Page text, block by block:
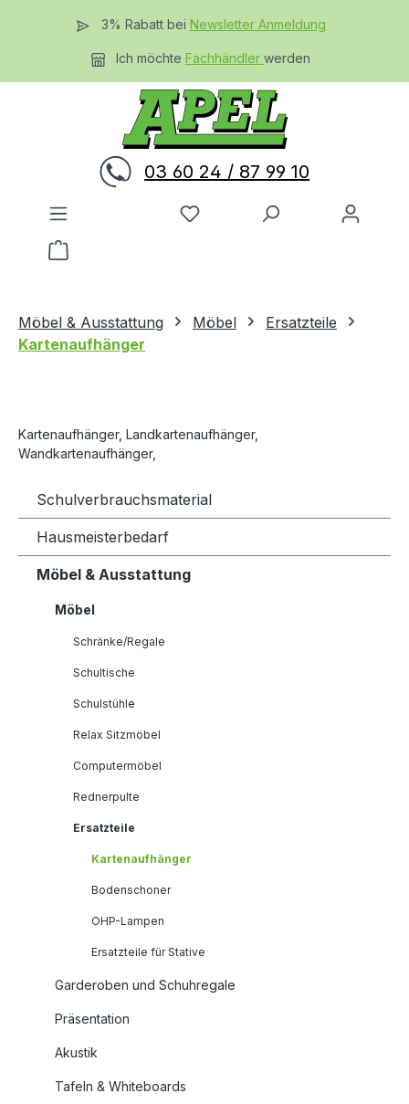
Zum Hauptinhalt springen
3% Rabatt bei Newsletter Anmeldung
Ich möchteFachhändlerwerden
03 60 24 / 87 99 10
Du hast 0 Produkte auf dem
Warenkorb enthält 0 Positionen. Der
Möbel & Ausstattung Möbel
Ersatzteile
Kartenaufhänger
Kartenaufhänger, Landkartenaufhänger,
Wandkartenaufhänger,
Schulverbrauchsmaterial
Hausmeisterbedarf
Möbel & Ausstattung
Möbel
Schränke/Regale
Schultische
Schulstühle
Relax Sitzmöbel
Computermöbel
Rednerpulte
Ersatzteile
Kartenaufhänger
Bodenschoner
OHP-Lampen
Ersatzteile für Stative
Garderoben und Schuhregale
Präsentation
Akustik
Tafeln & Whiteboards